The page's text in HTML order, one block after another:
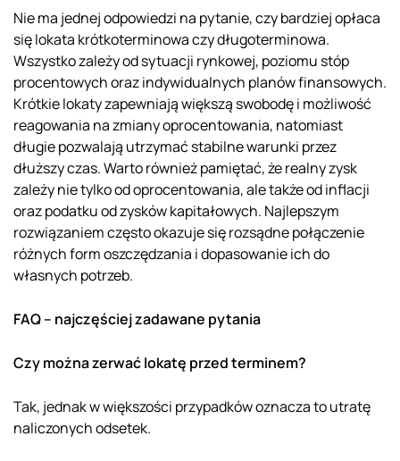
Nie ma jednej odpowiedzi na pytanie, czy bardziej opłaca
się lokata krótkoterminowa czy długoterminowa.
Wszystko zależy od sytuacji rynkowej, poziomu stóp
procentowych oraz indywidualnych planów finansowych.
Krótkie lokaty zapewniają większą swobodę i możliwość
reagowania na zmiany oprocentowania, natomiast
długie pozwalają utrzymać stabilne warunki przez
dłuższy czas. Warto również pamiętać, że realny zysk
zależy nie tylko od oprocentowania, ale także od inflacji
oraz podatku od zysków kapitałowych. Najlepszym
rozwiązaniem często okazuje się rozsądne połączenie
różnych form oszczędzania i dopasowanie ich do
własnych potrzeb.
FAQ – najczęściej zadawane pytania
Czy można zerwać lokatę przed terminem?
Tak, jednak w większości przypadków oznacza to utratę
naliczonych odsetek.